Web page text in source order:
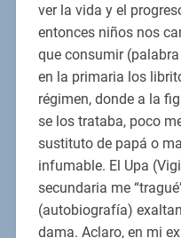
ver la vida y el
entonces niños nos
que consumir
en la primaria los
régimen, donde a la
se los trataba, poco
sustituto de papá o
infumable. El Upa
secundaria me
(autobiografía)
dama. Aclaro, en mi